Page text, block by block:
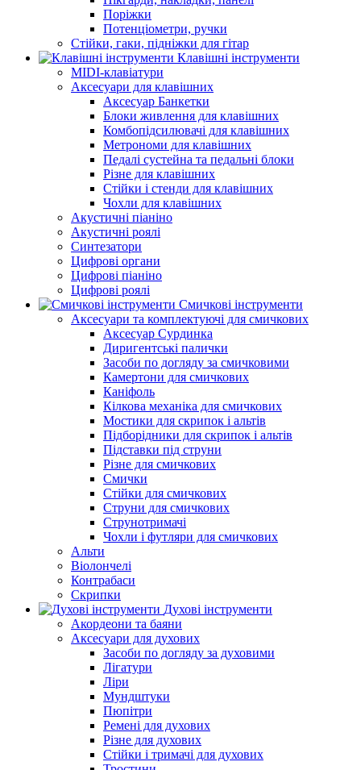
Поріжки
Потенціометри, ручки
Стійки, гаки, підніжки для гітар
Клавішні інструменти
MIDI-клавіатури
Аксесуари для клавішних
Аксесуар Банкетки
Блоки живлення для клавішних
Комбопідсилювачі для клавішних
Метрономи для клавішних
Педалі сустейна та педальні блоки
Різне для клавішних
Стійки і стенди для клавішних
Чохли для клавішних
Акустичні піаніно
Акустичні роялі
Синтезатори
Цифрові органи
Цифрові піаніно
Цифрові роялі
Смичкові інструменти
Аксесуари та комплектуючі для смичкових
Аксесуар Сурдинка
Диригентські палички
Засоби по догляду за смичковими
Камертони для смичкових
Каніфоль
Кілкова механіка для смичкових
Мостики для скрипок і альтів
Підборiдники для скрипок і альтів
Підставки під струни
Різне для смичкових
Смички
Стійки для смичкових
Струни для смичкових
Струнотримачі
Чохли і футляри для смичкових
Альти
Віолончелі
Контрабаси
Скрипки
Духові інструменти
Акордеони та баяни
Аксесуари для духових
Засоби по догляду за духовими
Лігатури
Ліри
Мундштуки
Пюпітри
Ремені для духових
Різне для духових
Стійки і тримачі для духових